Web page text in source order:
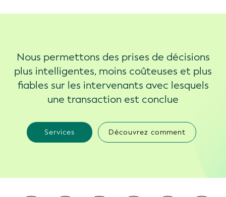
Nous permettons des prises de décisions
plus intelligentes, moins coûteuses et plus
fiables sur les intervenants avec lesquels
une transaction est conclue
Services Découvrez comment